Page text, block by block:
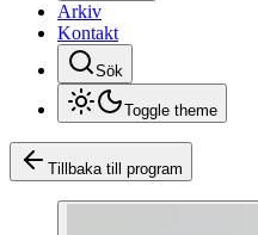
Arkiv
Kontakt
Sök
Toggle theme
Tillbaka till program